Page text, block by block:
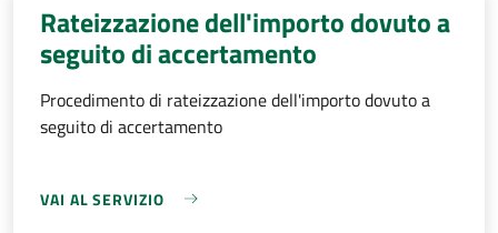
Rateizzazione dell'importo dovuto a
seguito di accertamento
Procedimento di rateizzazione dell'importo dovuto a
seguito di accertamento
VAI AL SERVIZIO